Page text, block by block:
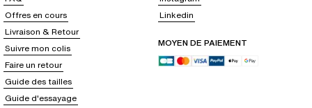
Offres en cours
Livraison & Retour
Suivre mon colis
Faire un retour
Guide des tailles
Guide d'essayage
Linkedin
MOYEN DE PAIEMENT